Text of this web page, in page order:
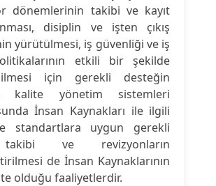
dönemlerinin takibi ve kayıt
disiplin ve işten çıkış
yürütülmesi, iş güvenliği ve iş
etkili bir şekilde
için gerekli desteğin
kalite yönetim sistemleri
İnsan Kaynakları ile ilgili
standartlara uygun gerekli
ve revizyonların
de İnsan Kaynaklarının
olduğu faaliyetlerdir.